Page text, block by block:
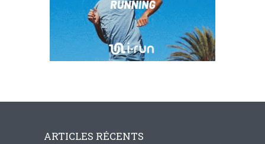
ARTICLES RÉCENTS